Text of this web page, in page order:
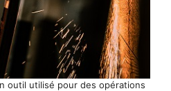
outil utilisé pour des opérations